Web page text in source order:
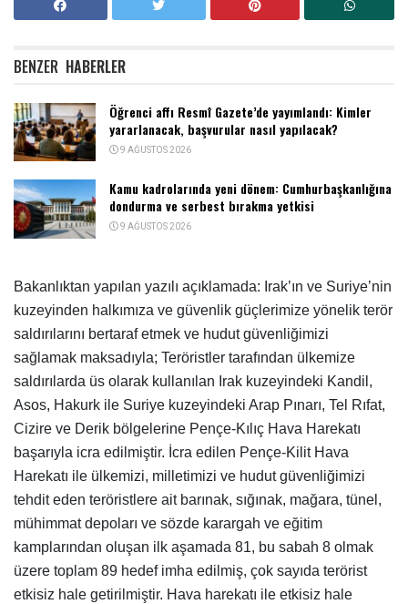
BENZER HABERLER
Öğrenci affı Resmî Gazete’de yayımlandı: Kimler
yararlanacak, başvurular nasıl yapılacak?
9 AĞUSTOS 2026
Kamu kadrolarında yeni dönem: Cumhurbaşkanlığına
dondurma ve serbest bırakma yetkisi
9 AĞUSTOS 2026
Bakanlıktan yapılan yazılı açıklamada: Irak’ın ve Suriye’nin
kuzeyinden halkımıza ve güvenlik güçlerimize yönelik terör
saldırılarını bertaraf etmek ve hudut güvenliğimizi
sağlamak maksadıyla; Teröristler tarafından ülkemize
saldırılarda üs olarak kullanılan Irak kuzeyindeki Kandil,
Asos, Hakurk ile Suriye kuzeyindeki Arap Pınarı, Tel Rıfat,
Cizire ve Derik bölgelerine Pençe-Kılıç Hava Harekatı
başarıyla icra edilmiştir. İcra edilen Pençe-Kilit Hava
Harekatı ile ülkemizi, milletimizi ve hudut güvenliğimizi
tehdit eden teröristlere ait barınak, sığınak, mağara, tünel,
mühimmat depoları ve sözde karargah ve eğitim
kamplarından oluşan ilk aşamada 81, bu sabah 8 olmak
üzere toplam 89 hedef imha edilmiş, çok sayıda terörist
etkisiz hale getirilmiştir. Hava harekatı ile etkisiz hale